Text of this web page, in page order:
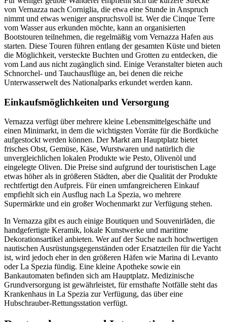
von Vernazza nach Corniglia, die etwa eine Stunde in Anspruch
nimmt und etwas weniger anspruchsvoll ist. Wer die Cinque Terre
vom Wasser aus erkunden möchte, kann an organisierten
Bootstouren teilnehmen, die regelmäßig vom Vernazza Hafen aus
starten. Diese Touren führen entlang der gesamten Küste und bieten
die Möglichkeit, versteckte Buchten und Grotten zu entdecken, die
vom Land aus nicht zugänglich sind. Einige Veranstalter bieten auch
Schnorchel- und Tauchausflüge an, bei denen die reiche
Unterwasserwelt des Nationalparks erkundet werden kann.
Einkaufsmöglichkeiten und Versorgung
Vernazza verfügt über mehrere kleine Lebensmittelgeschäfte und
einen Minimarkt, in dem die wichtigsten Vorräte für die Bordküche
aufgestockt werden können. Der Markt am Hauptplatz bietet
frisches Obst, Gemüse, Käse, Wurstwaren und natürlich die
unvergleichlichen lokalen Produkte wie Pesto, Olivenöl und
eingelegte Oliven. Die Preise sind aufgrund der touristischen Lage
etwas höher als in größeren Städten, aber die Qualität der Produkte
rechtfertigt den Aufpreis. Für einen umfangreicheren Einkauf
empfiehlt sich ein Ausflug nach La Spezia, wo mehrere
Supermärkte und ein großer Wochenmarkt zur Verfügung stehen.
In Vernazza gibt es auch einige Boutiquen und Souvenirläden, die
handgefertigte Keramik, lokale Kunstwerke und maritime
Dekorationsartikel anbieten. Wer auf der Suche nach hochwertigen
nautischen Ausrüstungsgegenständen oder Ersatzteilen für die Yacht
ist, wird jedoch eher in den größeren Häfen wie Marina di Levanto
oder La Spezia fündig. Eine kleine Apotheke sowie ein
Bankautomaten befinden sich am Hauptplatz. Medizinische
Grundversorgung ist gewährleistet, für ernsthafte Notfälle steht das
Krankenhaus in La Spezia zur Verfügung, das über eine
Hubschrauber-Rettungsstation verfügt.